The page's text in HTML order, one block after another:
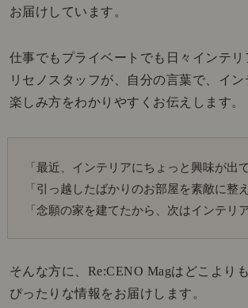
お届けしています。
仕事でもプライベートでも日々インテリ
リセノスタッフが、自分の言葉で、イン
楽しみ方をわかりやすくお伝えします。
「最近、インテリアにちょっと興味が出
「引っ越したばかりのお部屋を素敵に整
「念願の家を建てたから、次はインテリ
そんな方に、Re:CENO Magはどこよりも
ぴったりな情報をお届けします。